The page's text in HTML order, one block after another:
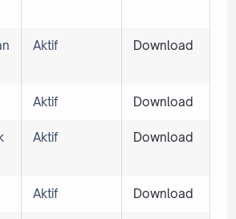
Aktif Download
Aktif Download
Aktif Download
Aktif Download